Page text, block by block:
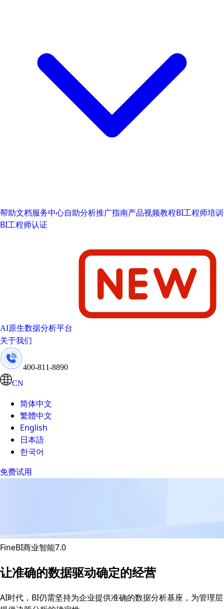
帮助文档服务中心自助分析推广指南产品视频教程BI工程师培训
BI工程师认证
AI原生数据分析平台
关于我们
400-811-8890
CN
简体中文
繁體中文
English
日本語
한국어
免费试用
FineBI商业智能7.0
让准确的数据驱动确定的经营
AI时代，BI仍需坚持为企业提供准确的数据分析基座，为管理层